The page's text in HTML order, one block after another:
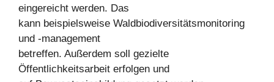
eingereicht werden. Das
kann beispielsweise Waldbiodiversitätsmonitoring
und -management
betreffen. Außerdem soll gezielte
Öffentlichkeitsarbeit erfolgen und